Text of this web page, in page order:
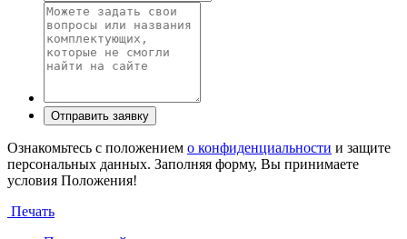
Ознакомьтесь с положением о конфиденциальности и защите
персональных данных. Заполняя форму, Вы принимаете
условия Положения!
Печать